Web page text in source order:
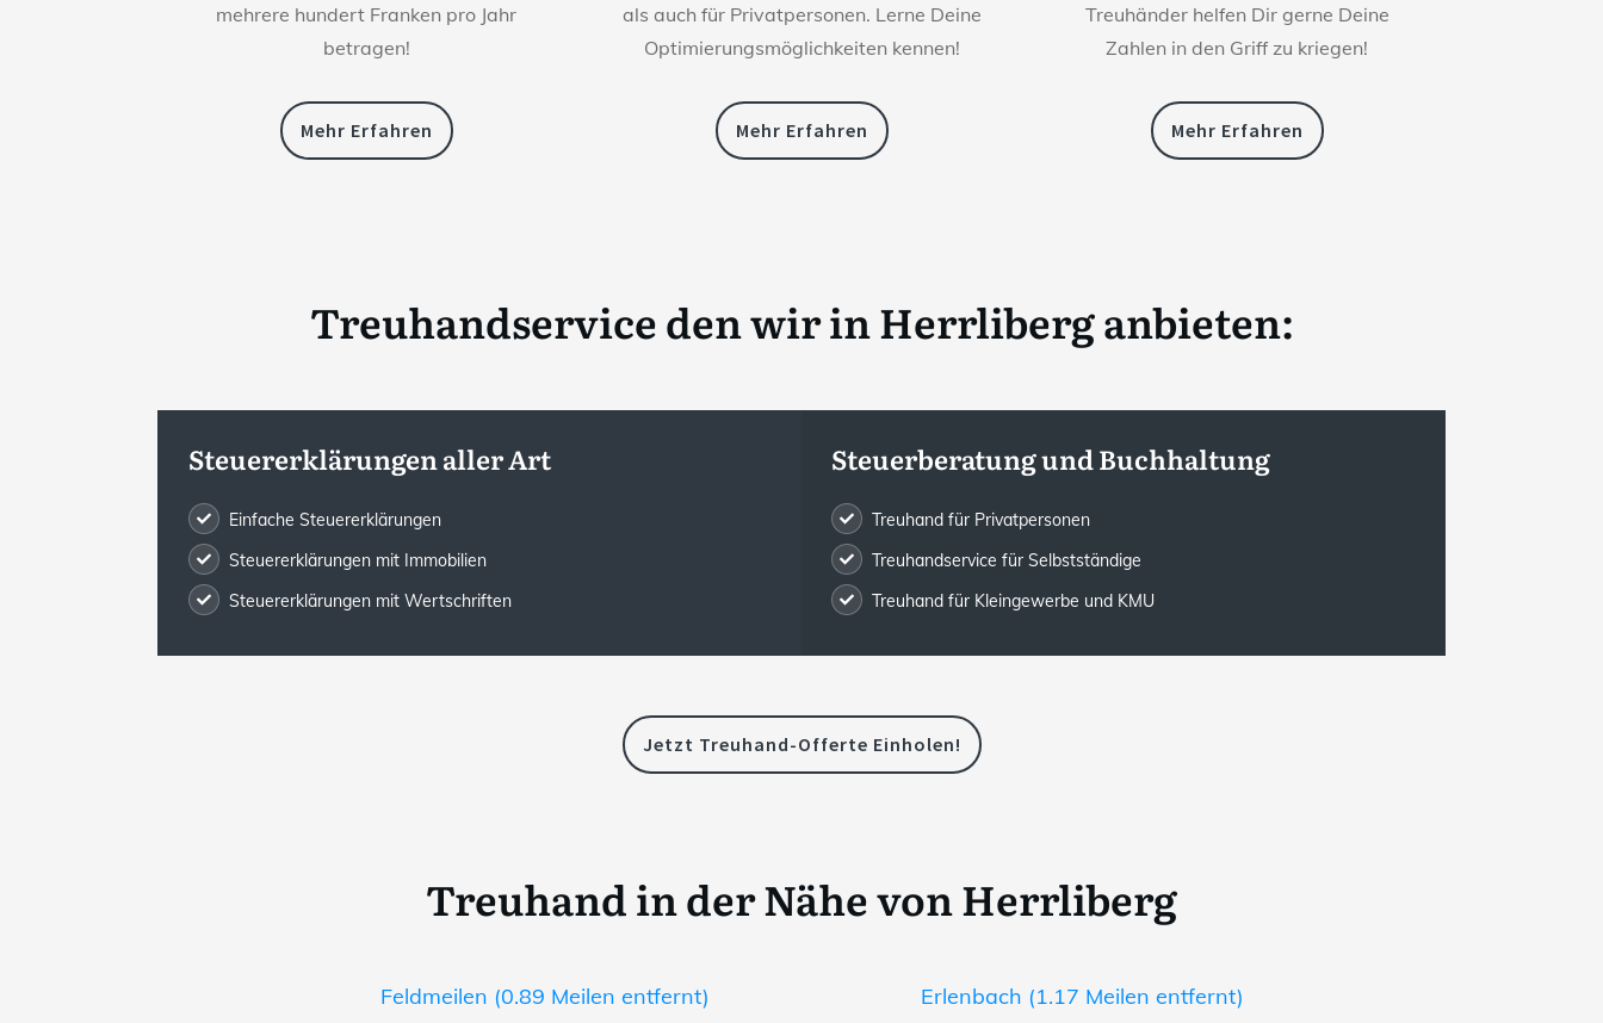
mehrere hundert Franken pro Jahr
betragen!
Mehr Erfahren
als auch für Privatpersonen. Lerne Deine
Optimierungsmöglichkeiten kennen!
Mehr Erfahren
Treuhänder helfen Dir gerne Deine
Zahlen in den Griff zu kriegen!
Mehr Erfahren
Treuhandservice den wir inHerrliberg anbieten:
Steuererklärungen aller Art
Einfache Steuererklärungen
Steuererklärungen mit Immobilien
Steuererklärungen mit Wertschriften
Steuerberatung und Buchhaltung
Treuhand für Privatpersonen
Treuhandservice für Selbstständige
Treuhand für Kleingewerbe und KMU
Jetzt Treuhand-Offerte Einholen!
Treuhand in der Nähe von Herrliberg
Feldmeilen (0.89 Meilen entfernt) Erlenbach (1.17 Meilen entfernt)